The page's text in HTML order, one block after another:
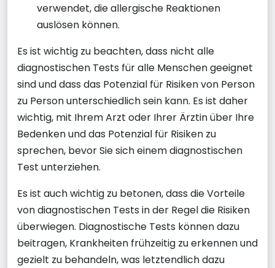
verwendet, die allergische Reaktionen
auslösen können.
Es ist wichtig zu beachten, dass nicht alle
diagnostischen Tests für alle Menschen geeignet
sind und dass das Potenzial für Risiken von Person
zu Person unterschiedlich sein kann. Es ist daher
wichtig, mit Ihrem Arzt oder Ihrer Ärztin über Ihre
Bedenken und das Potenzial für Risiken zu
sprechen, bevor Sie sich einem diagnostischen
Test unterziehen.
Es ist auch wichtig zu betonen, dass die Vorteile
von diagnostischen Tests in der Regel die Risiken
überwiegen. Diagnostische Tests können dazu
beitragen, Krankheiten frühzeitig zu erkennen und
gezielt zu behandeln, was letztendlich dazu